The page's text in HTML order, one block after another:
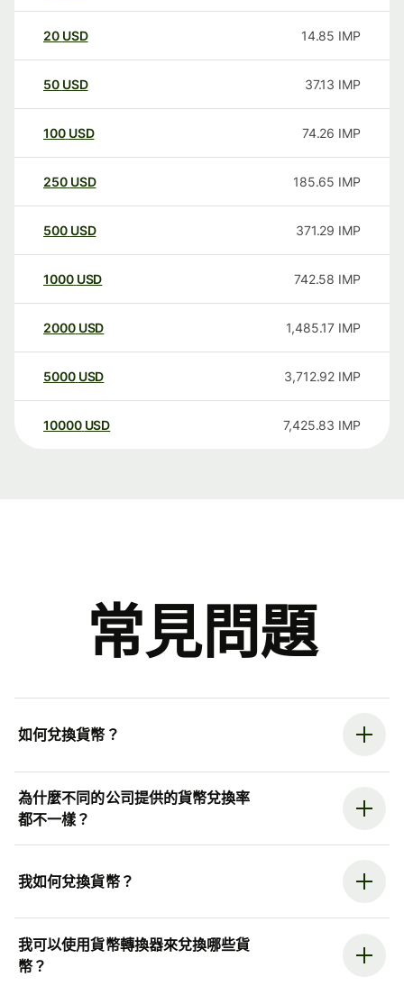
20 USD 14.85 IMP
50 USD 37.13 IMP
100 USD 74.26 IMP
250 USD 185.65 IMP
500 USD 371.29 IMP
1000 USD 742.58 IMP
2000 USD 1,485.17 IMP
5000 USD 3,712.92 IMP
10000 USD 7,425.83 IMP
常見問題
如何兌換貨幣？
為什麼不同的公司提供的貨幣兌換率
都不一樣？
我如何兌換貨幣？
我可以使用貨幣轉換器來兌換哪些貨
幣？